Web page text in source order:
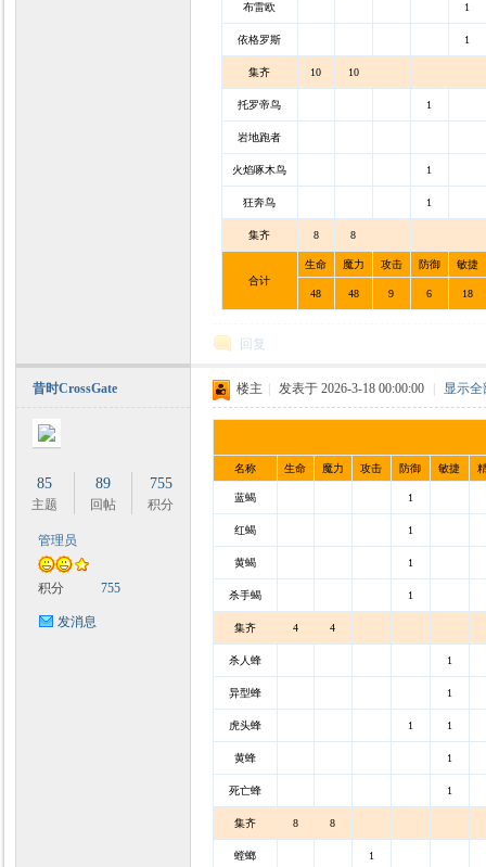
布雷欧 1
依格罗斯 1
集齐 10 10
托罗帝鸟 1
岩地跑者
火焰啄木鸟 1
狂奔鸟 1
集齐 8 8
合计
生命 魔力 攻击 防御 敏捷
48 48 9 6 18
回复
昔时CrossGate
85
主题
89
回帖
755
积分
管理员
积分 755
发消息
楼主 发表于 2026-3-18 00:00:00 显示
名称 生命 魔力 攻击 防御 敏捷
蓝蝎 1
红蝎 1
黄蝎 1
杀手蝎 1
集齐 4 4
杀人蜂 1
异型蜂 1
虎头蜂 1 1
黄蜂 1
死亡蜂 1
集齐 8 8
螳螂 1